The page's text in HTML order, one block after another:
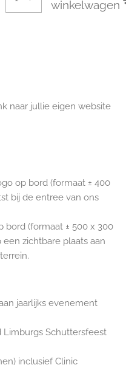
winkelwagen
naar jullie eigen website
op bord (formaat ± 400
bij de entree van ons
(formaat ± 500 x 300
zichtbare plaats aan
jaarlijks evenement
Limburgs Schuttersfeest
inclusief Clinic